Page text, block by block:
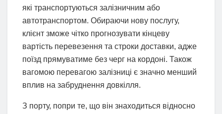
які транспортуються залізничним або
автотранспортом. Обираючи нову послугу,
клієнт зможе чітко прогнозувати кінцеву
вартість перевезення та строки доставки, адже
поїзд прямуватиме без черг на кордоні. Також
вагомою перевагою залізниці є значно менший
вплив на забруднення довкілля.
З порту, попри те, що він знаходиться відносно